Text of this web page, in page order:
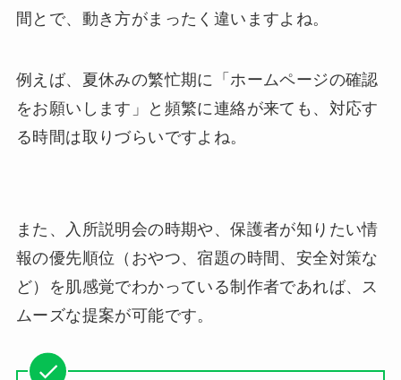
間とで、動き方がまったく違いますよね。
例えば、夏休みの繁忙期に「ホームページの確認
をお願いします」と頻繁に連絡が来ても、対応す
る時間は取りづらいですよね。
また、入所説明会の時期や、保護者が知りたい情
報の優先順位（おやつ、宿題の時間、安全対策な
ど）を肌感覚でわかっている制作者であれば、ス
ムーズな提案が可能です。